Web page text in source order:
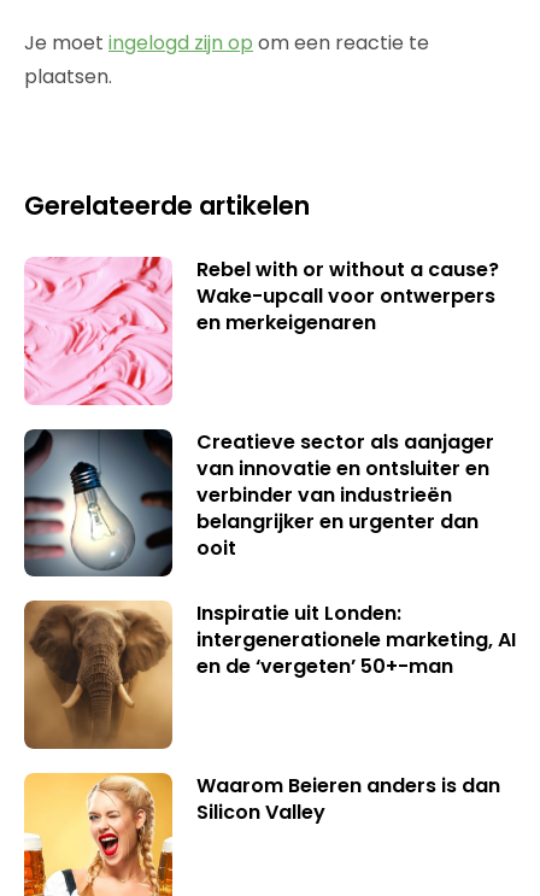
Je moet ingelogd zijn op om een reactie te
plaatsen.
Gerelateerde artikelen
Rebel with or without a cause?
Wake-upcall voor ontwerpers
en merkeigenaren
Creatieve sector als aanjager
van innovatie en ontsluiter en
verbinder van industrieën
belangrijker en urgenter dan
ooit
Inspiratie uit Londen:
intergenerationele marketing, AI
en de ‘vergeten’ 50+-man
Waarom Beieren anders is dan
Silicon Valley